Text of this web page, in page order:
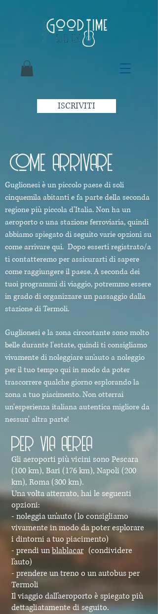
ISCRIVITI
COME ARRIVARE
Guglionesi è un piccolo paese di soli
cinquemila abitanti e fa parte della seconda
regione più piccola d'Italia. Non ha un
aeroporto o una stazione ferroviaria, quindi
abbiamo spiegato di seguito varie opzioni su
come arrivare qui. Dopo esserti registrato/a
ti contatteremo per assicurarti di sapere
come raggiungere il paese. A seconda dei
tuoi programmi di viaggio, potremmo essere
in grado di organizzare un passaggio dalla
stazione di Termoli.
Guglionesi e la zona circostante sono molto
belle durante l'estate, quindi ti consigliamo
vivamente di noleggiare un'auto a noleggio
per il tuo tempo qui in modo da poter
trascorrere qualche giorno esplorando la
zona a tuo piacimento. Non otterrai
un'esperienza italiana autentica migliore da
nessun' altra parte!
PER VIA AEREA
Gli aeroporti più vicini sono Pescara
(100 km), Bari (176 km), Napoli (200
km), Roma (300 km).
Una volta atterrato, hai le seguenti
opzioni:
- noleggia un'auto (lo consigliamo
vivamente in modo da poter esplorare
i dintorni a tuo piacimento)
- prendi unblablacar (condividere
l'auto)
- prendere un treno o un autobus per
Termoli
Il viaggio dall'aeroporto è spiegato più
dettagliatamente di seguito.